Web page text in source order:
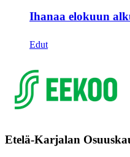
Ihanaa elokuun
Edut
Etelä-Karjalan